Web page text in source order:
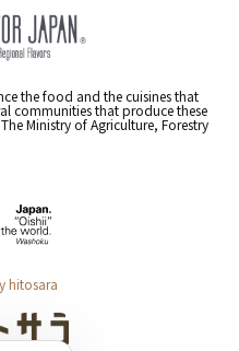
the food and the cuisines that
communities that produce these
Ministry of Agriculture, Forestry
hitosara